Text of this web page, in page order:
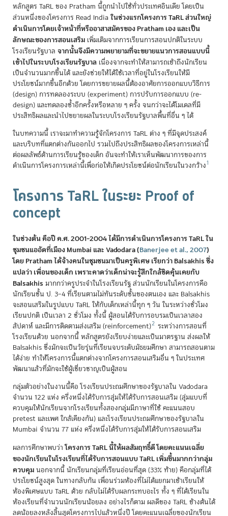
หลักสูตร TaRL ของ Pratham นี้ถูกนำไปใช้ทั่วประเทศอินเดีย โดยเป็น
ส่วนหนึ่งของโครงการ Read Indiaในช่วงแรกโครงการ TaRL ส่วนใหญ่
ดำเนินการโดยเจ้าหน้าที่หรืออาสาสมัครของ Pratham เอง และเป็น
ลักษณะของการสอนเสริม เพิ่มเติมจากการเรียนการสอนปกติในระบบ
โรงเรียนรัฐบาล จากนั้นจึงมีความพยายามที่จะขยายแนวการสอนแบบนี้
เข้าไปในระบบโรงเรียนรัฐบาล เนื่องจากจะทำให้สามารถเข้าถึงนักเรียน
เป็นจำนวนมากขึ้นได้ และยังช่วยให้ได้ใช้เวลาที่อยู่ในโรงเรียนให้มี
ประโยชน์มากขึ้นอีกด้วย โดยการขยายผลนี้ต้องอาศัยการออกแบบวิธีการ
(design) การทดลองระบบ (experiment) การปรับการออกแบบ (re-
design) และทดลองซ้ำอีกครั้งหรือหลาย ๆ ครั้ง จนกว่าจะได้โมเดลที่มี
ประสิทธิผลและนำไปขยายผลในระบบโรงเรียนรัฐบาลพื้นที่อื่น ๆ ได้
ในบทความนี้ เราจะมาทำความรู้จักโครงการ TaRL ต่าง ๆ ที่มีจุดประสงค์
และบริบทที่แตกต่างกันออกไป รวมไปถึงประสิทธิผลของโครงการเหล่านี้
ต่อผลลัพธ์ด้านการเรียนรู้ของเด็ก อันจะทำให้เราเห็นพัฒนาการของการ
ดำเนินการโครงการเหล่านี้เพื่อก่อให้เกิดประโยชน์ต่อนักเรียนในวงกว้าง1
โครงการ TaRL ในระยะ Proof of
concept
ในช่วงต้น คือปี ค.ศ. 2001–2004 ได้มีการดำเนินการโครงการ TaRL ใน
ชุมชนแออัดที่เมือง Mumbai และ Vadodara(Banerjee et al., 2007)
โดย Pratham ได้จ้างคนในชุมชนมาเป็นครูพิเศษ เรียกว่า Balsakhis ซึ่ง
แปลว่า เพื่อนของเด็ก เพราะคาดว่าเด็กน่าจะรู้สึกใกล้ชิดคุ้นเคยกับ
Balsakhis มากกว่าครูประจำในโรงเรียนรัฐ ส่วนนักเรียนในโครงการคือ
นักเรียนชั้น ป. 3–4 ที่เรียนตามไม่ทันระดับชั้นของตนเอง และ Balsakhis
จะสอนเสริมในรูปแบบ TaRL ให้กับเด็กเหล่านี้ทุก ๆ วัน ในระหว่างชั่วโมง
เรียนปกติ เป็นเวลา 2 ชั่วโมง ทั้งนี้ ผู้สอนได้รับการอบรมเป็นเวลาสอง
สัปดาห์ และมีการติดตามส่งเสริม (reinforcement)2 ระหว่างการสอนที่
โรงเรียนด้วย นอกจากนี้ หลักสูตรยังเรียบง่ายและเป็นมาตรฐาน ส่งผลให้
Balsakhis ซึ่งมักจะเป็นวัยรุ่นที่เรียนจบระดับมัธยมศึกษา สามารถสอนตาม
ได้ง่าย ทำให้โครงการนี้แตกต่างจากโครงการสอนเสริมอื่น ๆ ในประเทศ
พัฒนาแล้วที่มักจะใช้ผู้เชี่ยวชาญเป็นผู้สอน
กลุ่มตัวอย่างในงานนี้คือ โรงเรียนประถมศึกษาของรัฐบาลใน Vadodara
จำนวน 122 แห่ง ครึ่งหนึ่งได้รับการสุ่มให้ได้รับการสอนเสริม (สุ่มแบบที่
ควบคุมให้นักเรียนจากโรงเรียนทั้งสองกลุ่มมีภาษาที่ใช้ คะแนนสอบ
pretest และเพศ ใกล้เคียงกัน) และโรงเรียนประถมศึกษาของรัฐบาลใน
Mumbai จำนวน 77 แห่ง ครึ่งหนึ่งได้รับการสุ่มให้ได้รับการสอนเสริม
ผลการศึกษาพบว่าโครงการ TaRL นี้ให้ผลสัมฤทธิ์ดี โดยคะแนนเฉลี่ย
ของนักเรียนในโรงเรียนที่ได้รับการสอนแบบ TaRL เพิ่มขึ้นมากกว่ากลุ่ม
ควบคุมนอกจากนี้ นักเรียนกลุ่มที่เรียนอ่อนที่สุด (33% ท้าย) คือกลุ่มที่ได้
ประโยชน์สูงสุด ในทางกลับกัน เพื่อนร่วมห้องที่ไม่ได้แยกมาเข้าเรียนให้
ห้องพิเศษแบบ TaRL ด้วย กลับไม่ได้รับผลกระทบอะไร ทั้ง ๆ ที่ได้เรียนใน
ห้องเรียนที่จำนวนนักเรียนน้อยลง อย่างไรก็ตาม ผลดีของ TaRL ข้างต้นได้
ลดน้อยลงหลังสิ้นสุดโครงการไปแล้วหนึ่งปี โดยคะแนนเฉลี่ยของนักเรียน